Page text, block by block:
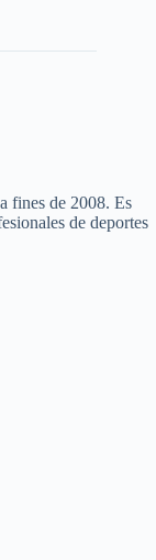
fines de 2008. Es
de deportes